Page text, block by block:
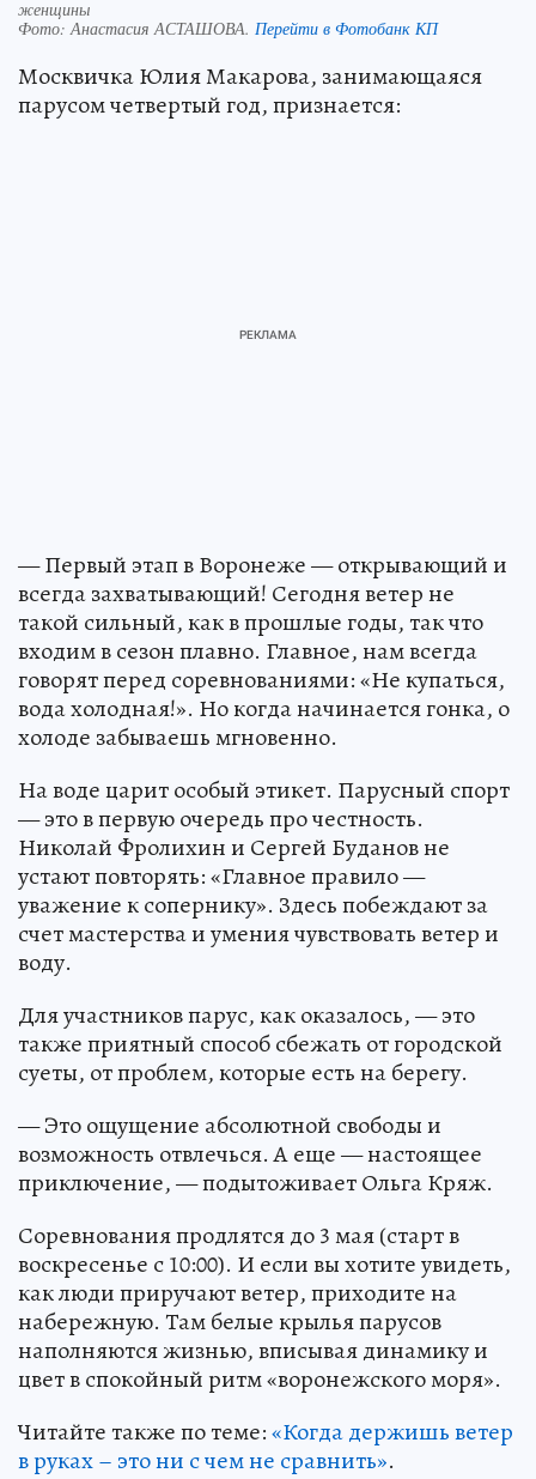
женщины
Фото:Анастасия АСТАШОВА. Перейти в Фотобанк КП
Москвичка Юлия Макарова, занимающаяся
парусом четвертый год, признается:
— Первый этап в Воронеже — открывающий и
всегда захватывающий! Сегодня ветер не
такой сильный, как в прошлые годы, так что
входим в сезон плавно. Главное, нам всегда
говорят перед соревнованиями: «Не купаться,
вода холодная!». Но когда начинается гонка, о
холоде забываешь мгновенно.
На воде царит особый этикет. Парусный спорт
— это в первую очередь про честность.
Николай Фролихин и Сергей Буданов не
устают повторять: «Главное правило —
уважение к сопернику». Здесь побеждают за
счет мастерства и умения чувствовать ветер и
воду.
Для участников парус, как оказалось, — это
также приятный способ сбежать от городской
суеты, от проблем, которые есть на берегу.
— Это ощущение абсолютной свободы и
возможность отвлечься. А еще — настоящее
приключение, — подытоживает Ольга Кряж.
Соревнования продлятся до 3 мая (старт в
воскресенье с 10:00). И если вы хотите увидеть,
как люди приручают ветер, приходите на
набережную. Там белые крылья парусов
наполняются жизнью, вписывая динамику и
цвет в спокойный ритм «воронежского моря».
Читайте также по теме:«Когда держишь ветер
в руках – это ни с чем не сравнить».